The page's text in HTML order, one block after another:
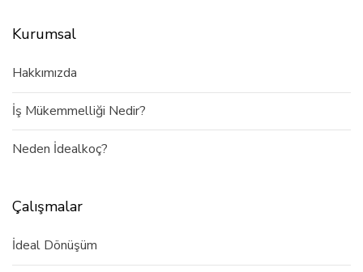
Kurumsal
Hakkımızda
İş Mükemmelliği Nedir?
Neden İdealkoç?
Çalışmalar
İdeal Dönüşüm